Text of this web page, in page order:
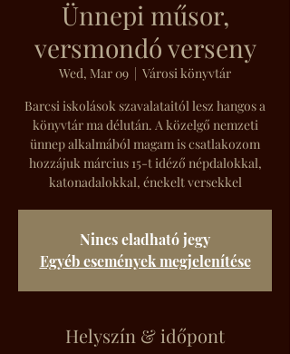
Ünnepi műsor,
versmondó verseny
Wed, Mar 09
  |
Városi könyvtár
Barcsi iskolások szavalataitól lesz hangos a
könyvtár ma délután. A közelgő nemzeti
ünnep alkalmából magam is csatlakozom
hozzájuk március 15-t idéző népdalokkal,
katonadalokkal, énekelt versekkel
Nincs eladható jegy
Egyéb események megjelenítése
Helyszín & időpont